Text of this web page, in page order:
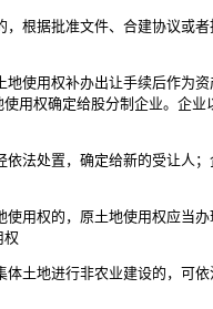
据批准文件、合建协议或
用权补办出让手续后作为
用权确定给股分制企业。企
处置，确定给新的受让人
权的，原土地使用权应当
权
地进行非农业建设的，可